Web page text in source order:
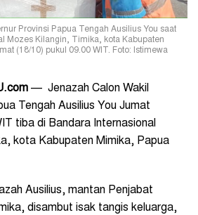
Provinsi Papua Tengah Ausilius You saat
Mozes Kilangin, Timika, kota Kabupaten
(18/10) pukul 09.00 WIT. Foto: Istimewa
— Jenazah Calon Wakil
Tengah Ausilius You Jumat
tiba di Bandara Internasional
kota Kabupaten Mimika, Papua
Ausilius, mantan Penjabat
disambut isak tangis keluarga,